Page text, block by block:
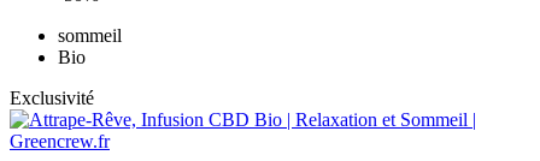
sommeil
Bio
Exclusivité